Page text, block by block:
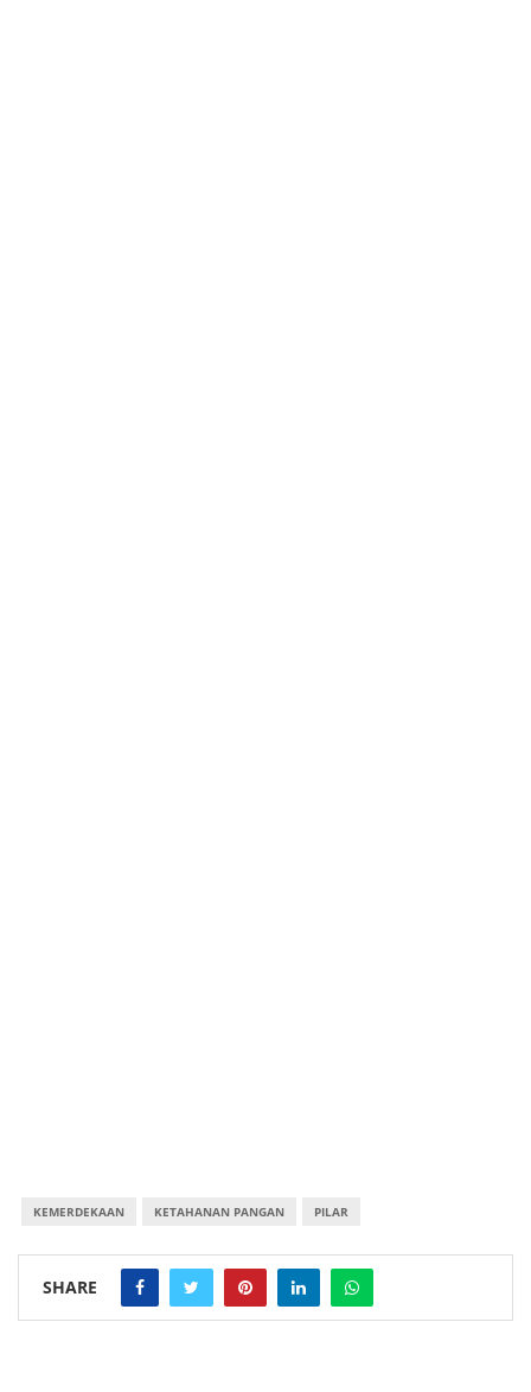
KEMERDEKAAN KETAHANAN PANGAN PILAR
SHARE